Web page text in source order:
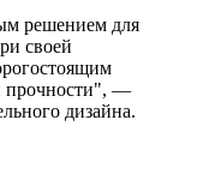
решением для
своей
прочности", —
дизайна.